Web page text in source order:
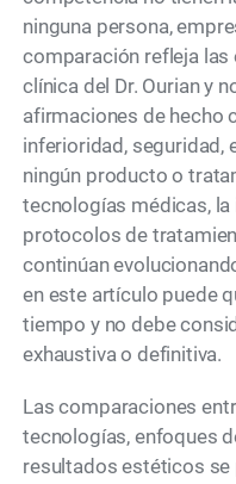
ninguna persona,
comparación refleja las
clínica del Dr. Ourian y
afirmaciones de hecho
inferioridad, seguridad,
ningún producto o
tecnologías médicas,
protocolos de
continúan
en este artículo puede
tiempo y no debe
exhaustiva o definitiva.
Las comparaciones
tecnologías, enfoques
resultados estéticos